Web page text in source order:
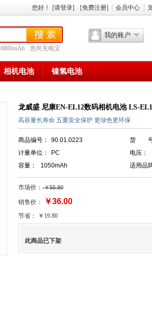
8800mAh 意尚充电宝
相机电池 镍氢电池
会员中心
您好 ！ [请登录] [免费注册]
我的账户
龙威盛 尼康EN-EL12数码相机电池 LS-
高容量长寿命 五重安全保护 更绿色更环保
商品编号： 90.01.0223 货 号
计量单位：
PC 电压：
容量：
1050mAh 适用品
市场价： ￥55.80
销售价： ￥36.00
节省： ￥19.80
此商品已下架